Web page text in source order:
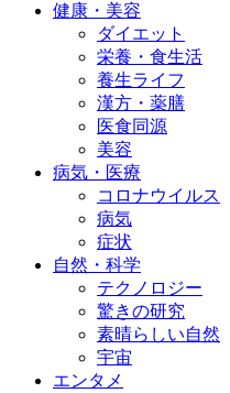
健康・美容
ダイエット
栄養・食生活
養生ライフ
漢方・薬膳
医食同源
美容
病気・医療
コロナウイルス
病気
症状
自然・科学
テクノロジー
驚きの研究
素晴らしい自然
宇宙
エンタメ